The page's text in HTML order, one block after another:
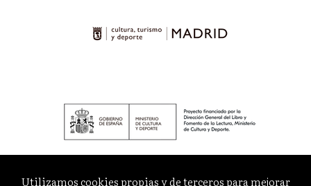
Utilizamos cookies propias y de terceros para mejorar